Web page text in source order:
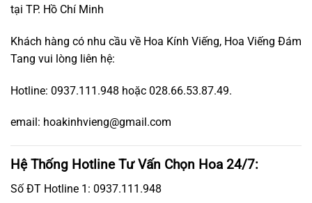
tại TP. Hồ Chí Minh
Khách hàng có nhu cầu về Hoa Kính Viếng, Hoa Viếng Đám
Tang vui lòng liên hệ:
Hotline: 0937.111.948 hoặc 028.66.53.87.49.
email: hoakinhvieng@gmail.com
Hệ Thống Hotline Tư Vấn Chọn Hoa 24/7:
Số ĐT Hotline 1: 0937.111.948